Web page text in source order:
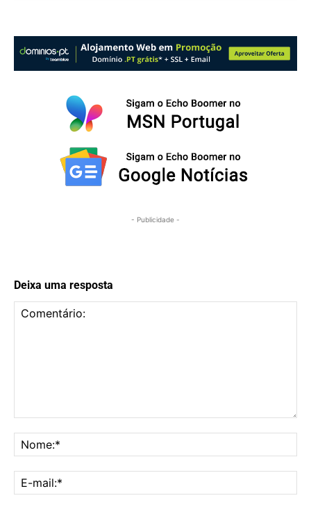
- Publicidade -
Deixa uma resposta